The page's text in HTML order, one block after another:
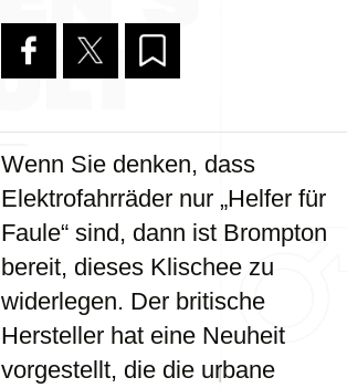
Wenn Sie denken, dass
Elektrofahrräder nur „Helfer für
Faule“ sind, dann ist Brompton
bereit, dieses Klischee zu
widerlegen. Der britische
Hersteller hat eine Neuheit
vorgestellt, die die urbane